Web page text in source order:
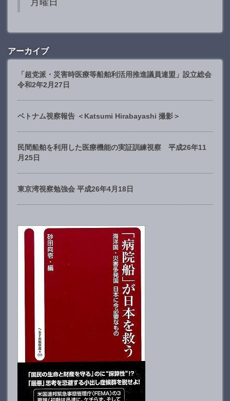
アーカイブ
「超党派・災害時医療等船舶利活用推進議員連盟」設立総会
令和2年2月27日
ベトナム視察報告 ＜Katsumi Hirabayashi 撮影＞
民間船舶を利用した医療機能の実証訓練視察 平成26年11
月25日
東京湾視察勉強会 平成26年4月18日